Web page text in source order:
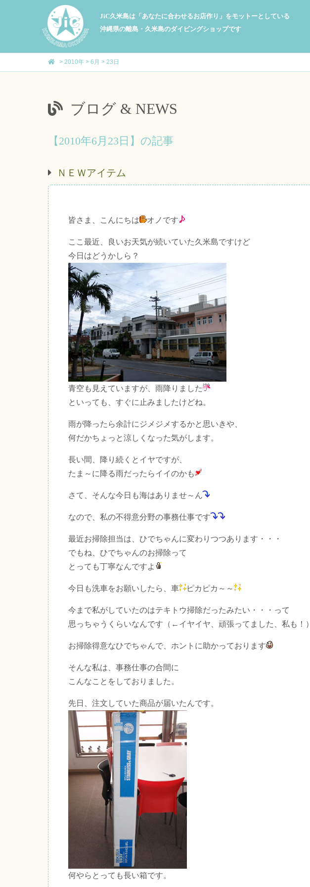
JiC久米島は「あなたに合わせるお店作り」をモットーとしている
沖縄県の離島・久米島のダイビングショップです
> 2010年 > 6月 > 23日
ブログ & NEWS
【2010年6月23日】の記事
ＮＥＷアイテム
皆さま、こんにちは オノです
ここ最近、良いお天気が続いていた久米島ですけど
今日はどうかしら？
青空も見えていますが、雨降りました
といっても、すぐに止みましたけどね。
雨が降ったら余計にジメジメするかと思いきや、
何だかちょっと涼しくなった気がします。
長い間、降り続くとイヤですが、
たま～に降る雨だったらイイのかも
さて、そんな今日も海はありませ～ん
なので、私の不得意分野の事務仕事です
最近お掃除担当は、ひでちゃんに変わりつつあります・・・
でもね、ひでちゃんのお掃除って
とっても丁寧なんですよ
今日も洗車をお願いしたら、車 ピカピカ～～
今まで私がしていたのはテキトウ掃除だったみたい・・・って
思っちゃうくらいなんです（←イヤイヤ、頑張ってました、私も！）
お掃除得意なひでちゃんで、ホントに助かっております
そんな私は、事務仕事の合間に
こんなことをしておりました。
先日、注文していた商品が届いたんです。
何やらとっても長い箱です。